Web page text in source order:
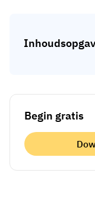
Begin gratis